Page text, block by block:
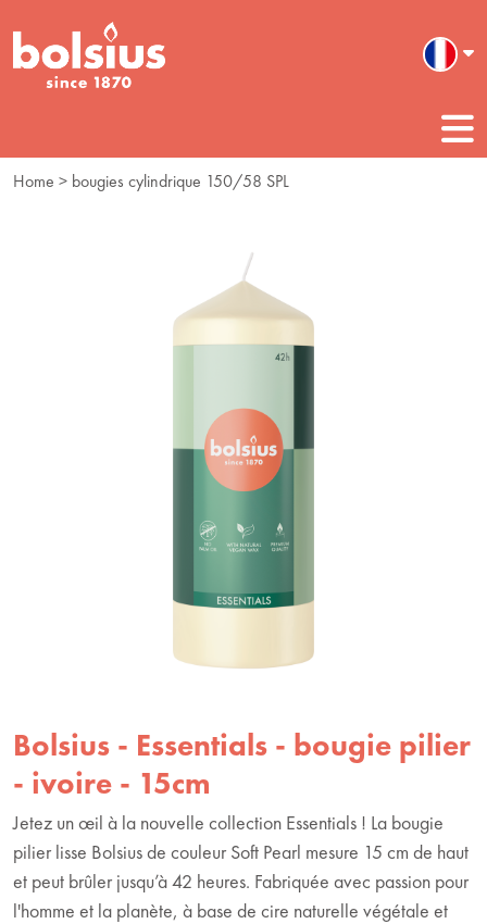
Home > bougies cylindrique 150/58 SPL
Bolsius - Essentials - bougie pilier
- ivoire - 15cm
Jetez un œil à la nouvelle collection Essentials ! La bougie
pilier lisse Bolsius de couleur Soft Pearl mesure 15 cm de haut
et peut brûler jusqu’à 42 heures. Fabriquée avec passion pour
l'homme et la planète, à base de cire naturelle végétale et